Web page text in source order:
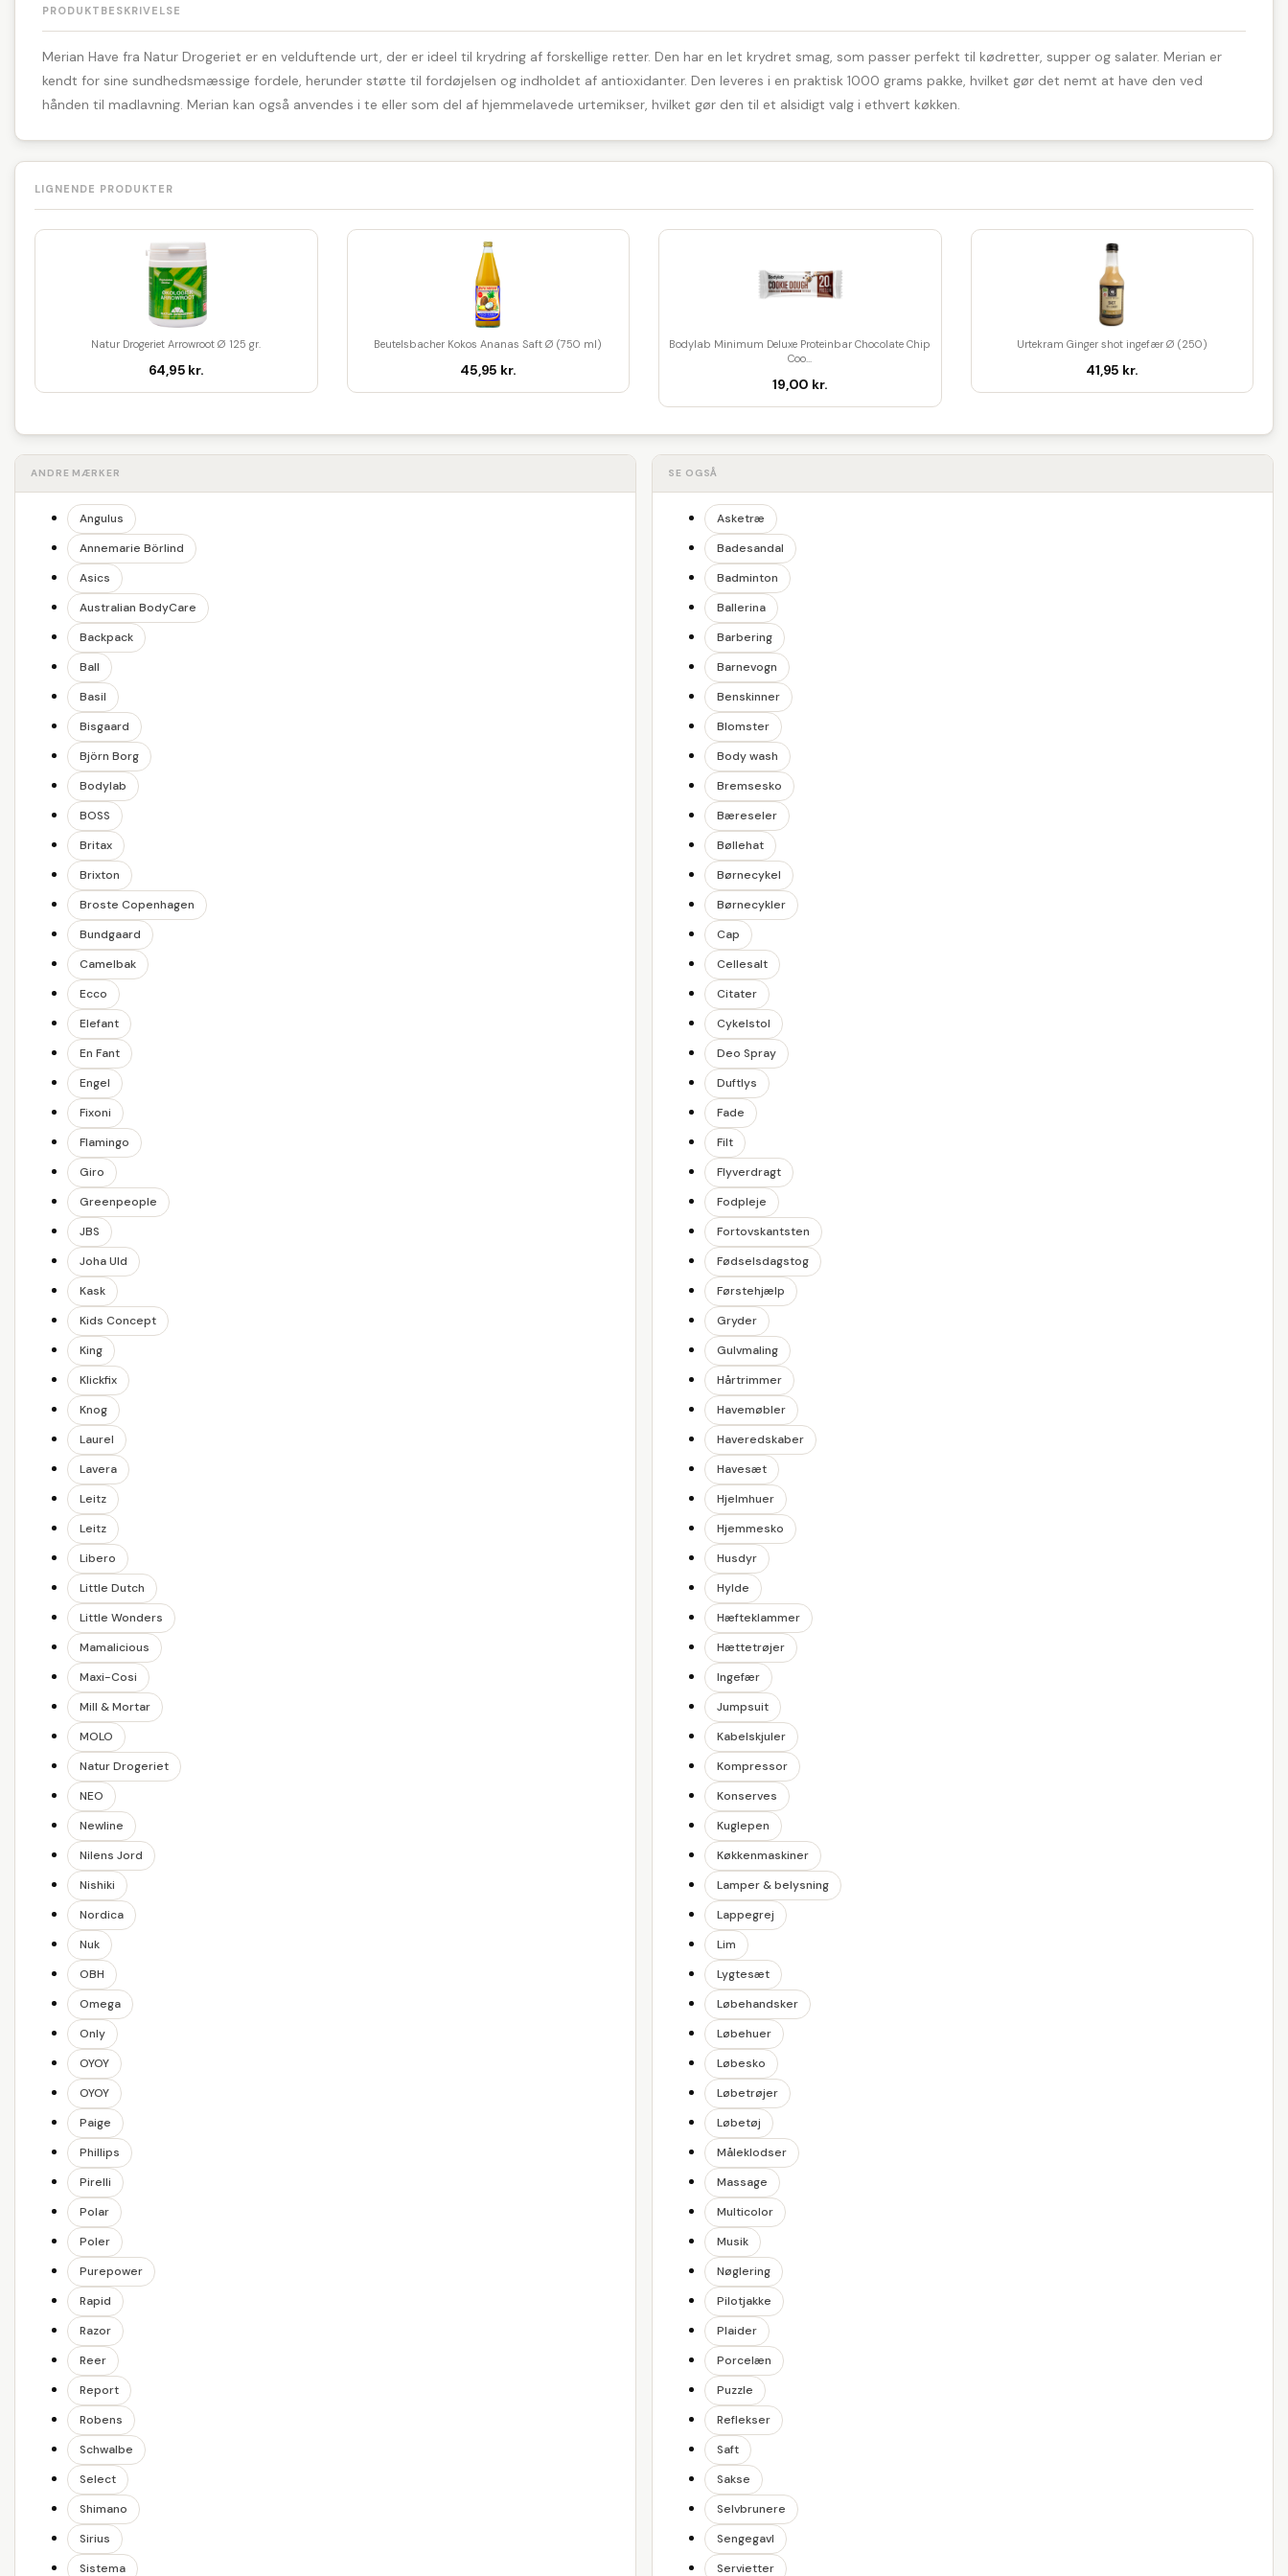
PRODUKTBESKRIVELSE
Merian Have fra Natur Drogeriet er en velduftende urt, der er ideel til krydring af forskellige retter. Den har en let krydret smag, som passer perfekt til kødretter, supper og salater. Merian er
kendt for sine sundhedsmæssige fordele, herunder støtte til fordøjelsen og indholdet af antioxidanter. Den leveres i en praktisk 1000 grams pakke, hvilket gør det nemt at have den ved
hånden til madlavning. Merian kan også anvendes i te eller som del af hjemmelavede urtemikser, hvilket gør den til et alsidigt valg i ethvert køkken.
LIGNENDE PRODUKTER
Natur Drogeriet Arrowroot Ø 125 gr.
64,95 kr.
Beutelsbacher Kokos Ananas Saft Ø (750 ml)
45,95 kr.
Bodylab Minimum Deluxe Proteinbar Chocolate Chip
Coo...
19,00 kr.
Urtekram Ginger shot ingefær Ø (250)
41,95 kr.
ANDRE MÆRKER
Angulus
Annemarie Börlind
Asics
Australian BodyCare
Backpack
Ball
Basil
Bisgaard
Björn Borg
Bodylab
BOSS
Britax
Brixton
Broste Copenhagen
Bundgaard
Camelbak
Ecco
Elefant
En Fant
Engel
Fixoni
Flamingo
Giro
Greenpeople
JBS
Joha Uld
Kask
Kids Concept
King
Klickfix
Knog
Laurel
Lavera
Leitz
Leitz
Libero
Little Dutch
Little Wonders
Mamalicious
Maxi-Cosi
Mill & Mortar
MOLO
Natur Drogeriet
NEO
Newline
Nilens Jord
Nishiki
Nordica
Nuk
OBH
Omega
Only
OYOY
OYOY
Paige
Phillips
Pirelli
Polar
Poler
Purepower
Rapid
Razor
Reer
Report
Robens
Schwalbe
Select
Shimano
Sirius
Sistema
SE OGSÅ
Asketræ
Badesandal
Badminton
Ballerina
Barbering
Barnevogn
Benskinner
Blomster
Body wash
Bremsesko
Bæreseler
Bøllehat
Børnecykel
Børnecykler
Cap
Cellesalt
Citater
Cykelstol
Deo Spray
Duftlys
Fade
Filt
Flyverdragt
Fodpleje
Fortovskantsten
Fødselsdagstog
Førstehjælp
Gryder
Gulvmaling
Hårtrimmer
Havemøbler
Haveredskaber
Havesæt
Hjelmhuer
Hjemmesko
Husdyr
Hylde
Hæfteklammer
Hættetrøjer
Ingefær
Jumpsuit
Kabelskjuler
Kompressor
Konserves
Kuglepen
Køkkenmaskiner
Lamper & belysning
Lappegrej
Lim
Lygtesæt
Løbehandsker
Løbehuer
Løbesko
Løbetrøjer
Løbetøj
Måleklodser
Massage
Multicolor
Musik
Nøglering
Pilotjakke
Plaider
Porcelæn
Puzzle
Reflekser
Saft
Sakse
Selvbrunere
Sengegavl
Servietter